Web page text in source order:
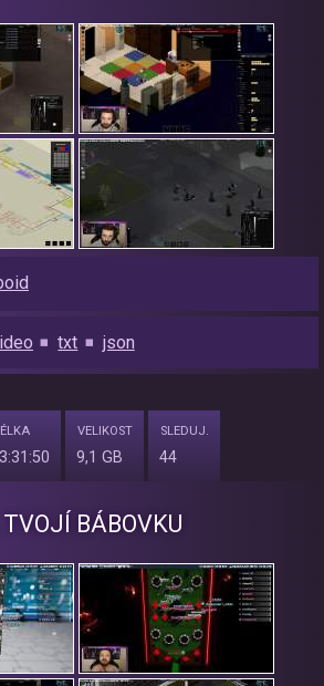
txt json
VELIKOST
9,1 GB
SLEDUJ.
44
BÁBOVKU